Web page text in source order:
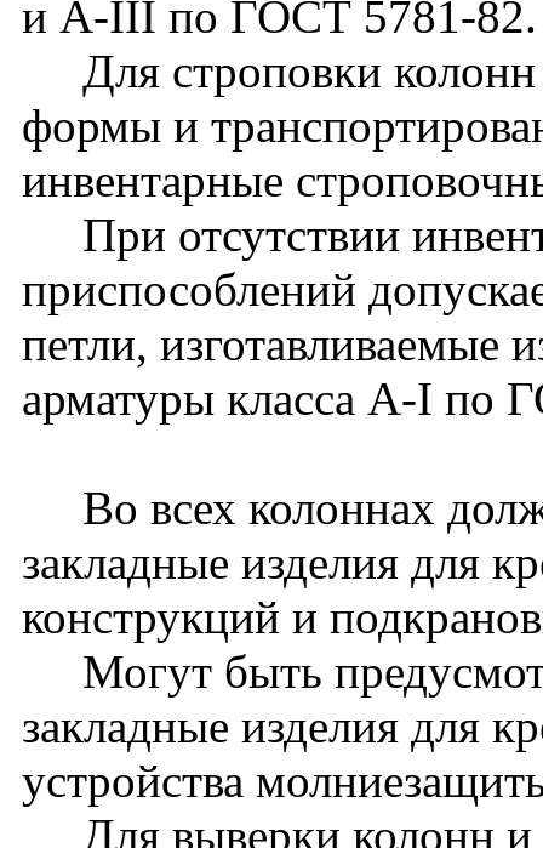
и A-III по ГОСТ 5781-82.
Для строповки колонн
формы и
инвентарные
При отсутствии
приспособлений
петли, изготавливаемые
арматуры класса A-I по
Во всех колоннах
закладные изделия для
конструкций и
Могут быть
закладные изделия для
устройства
Для выверки колонн